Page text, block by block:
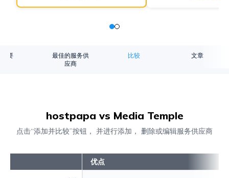
概要
最佳的服务供
应商
比较 文章
hostpapa vs Media Temple
点击“添加并比较”按钮， 并进行添加， 删除或编辑服务供应商
优点